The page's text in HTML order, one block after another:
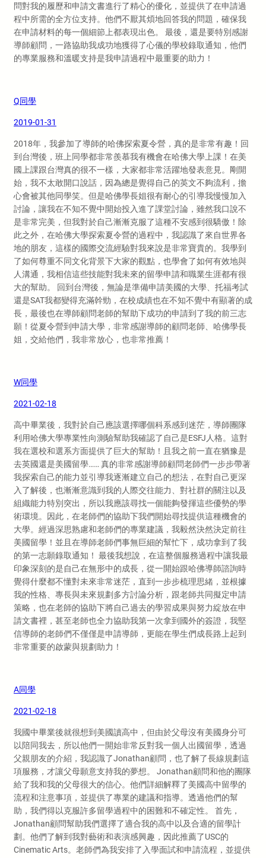
問對我的履歷和申請文書進行了精心的優化，並提供了在申請過
程中所需的全方位支持。他們不厭其煩地回答我的問題，確保我
在申請材料的每一個細節上都表現出色。 最後，還是要特別感謝
導師顧問，一路協助我成功地獲得了心儀的學校錄取通知，他們
的專業服務和溫暖支持是我申請過程中最重要的助力！
Q同學
2019-01-31
2018年，我參加了導師的哈佛探索夏令營，真的是非常有趣！回
到台灣後，班上同學都非常羨慕我有機會在哈佛大學上課！在美
國上課跟台灣真的很不一樣，大家都非常活躍地發表意見。剛開
始，我不太敢開口說話，因為總是覺得自己的英文不夠流利，擔
心會被其他同學笑。但是哈佛學長姐很有耐心的引導我慢慢加入
討論，讓我在不知不覺中開始投入進了課堂討論，雖然我口說不
是非常完美，但我對於自己漸漸克服了這種不安感到很驕傲！除
此之外，在哈佛大學探索夏令營的過程中，我認識了來自世界各
地的朋友，這樣的國際交流經驗對我來說是非常寶貴的。我學到
了如何尊重不同文化背景下大家的觀點，也學會了如何有效地與
人溝通，我相信這些技能對我未來的留學申請和職業生涯都有很
大的幫助。 回到台灣後，無論是準備申請美國的大學、托福考試
還是SAT我都變得充滿幹勁，在校成績也在不知不覺中有顯著的成
長，最後也在導師顧問老師的幫助下成功的申請到了我的前三志
願！從夏令營到申請大學，非常感謝導師的顧問老師、哈佛學長
姐，交給他們，我非常放心，也非常推薦！
W同學
2021-02-18
高中畢業後，我對於自己應該選擇哪個科系感到迷茫，導師團隊
利用哈佛大學專業性向測驗幫助我確認了自己是ESFJ人格。這對
我在選校和選系方面提供了巨大的幫助！且我之前一直在猶豫是
去英國還是美國留學…… 真的非常感謝導師顧問老師們一步步帶著
我探索自己的能力並引導我逐漸建立自己的想法，在對自己更深
入了解後，也漸漸意識到我的人際交往能力、對社群的關注以及
組織能力特別突出，所以我應該尋找一個能夠發揮這些優勢的學
術環境。因此，在老師們的協助下我們開始尋找提供這種機會的
大學。經過深思熟慮和老師們的專業建議，我毅然決然決定前往
美國留學！並且在導師老師們事無巨細的幫忙下，成功拿到了我
的第一志願錄取通知！ 最後我想說，在這整個服務過程中讓我最
印象深刻的是自己在無形中的成長，從一開始跟哈佛導師諮詢時
覺得什麼都不懂對未來非常迷茫，直到一步步梳理思緒，並根據
我的性格、專長與未來規劃多方討論分析，跟老師共同擬定申請
策略，也在老師的協助下將自己過去的學習成果與努力綻放在申
請文書裡，甚至老師也全力協助我第一次拿到國外的簽證，我堅
信導師的老師們不僅僅是申請導師，更能在學生們成長路上起到
非常重要的啟蒙與規劃助力！
A同學
2021-02-18
我國中畢業後就很想到美國讀高中，但由於父母沒有美國身分可
以陪同我去，所以他們一開始非常反對我一個人出國留學，透過
父親朋友的介紹，我認識了Jonathan顧問，也了解了長線規劃這
項服務，才讓父母願意支持我的夢想。 Jonathan顧問和他的團隊
給了我和我的父母很大的信心。他們詳細解釋了美國高中留學的
流程和注意事項，並提供了專業的建議和指導。透過他們的幫
助，我們得以克服許多留學過程中的困難和不確定性。 首先，
Jonathan顧問幫助我們選擇了適合我的高中以及合適的留學計
劃。他們了解到我對藝術和表演感興趣，因此推薦了USC的
Cinematic Arts。老師們為我安排了入學面試和申請流程，並提供